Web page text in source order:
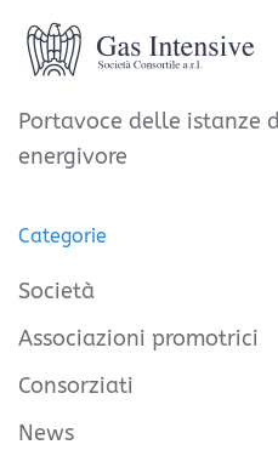
Portavoce delle istanze
energivore
Categorie
Società
Associazioni promotrici
Consorziati
News